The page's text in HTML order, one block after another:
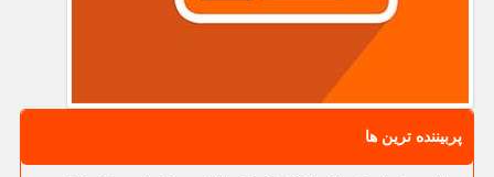
پربیننده ترین ها